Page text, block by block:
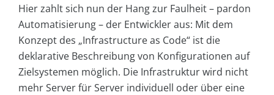
Hier zahlt sich nun der Hang zur Faulheit – pardon
Automatisierung – der Entwickler aus: Mit dem
Konzept des „Infrastructure as Code“ ist die
deklarative Beschreibung von Konfigurationen auf
Zielsystemen möglich. Die Infrastruktur wird nicht
mehr Server für Server individuell oder über eine